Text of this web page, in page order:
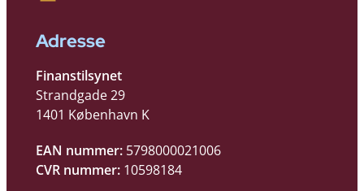
Adresse
Finanstilsynet
Strandgade 29
1401 København K
EAN nummer: 5798000021006
CVR nummer: 10598184